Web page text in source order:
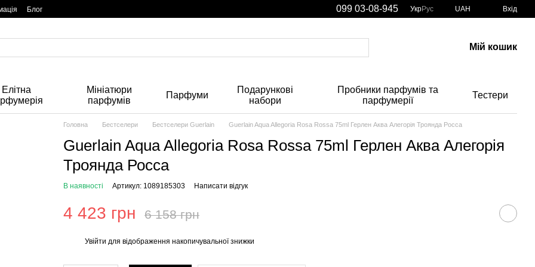
Блог 099 03-08-945 УкрРус UAH Вхід
Мій кошик
Елітна
Мініатюри
парфумів
Парфуми
Подарункові
набори
Пробники парфумів та
парфумерії
Тестери
Головна Бестселери Бестселери Guerlain Guerlain Aqua Allegoria Rosa Rossa 75ml Герлен Аква Алегорія Троянда Росса
Guerlain Aqua Allegoria Rosa Rossa 75ml Герлен Аква Алегорія
Троянда Росса
В наявності Артикул: 1089185303 Написати відгук
4 423 грн 6 158 грн
Увійти для відображення накопичувальної знижки